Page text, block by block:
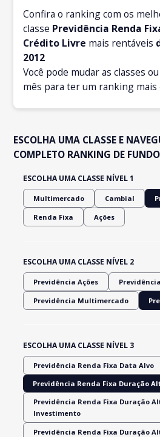
Confira o ranking com os
classe Previdência Renda
Crédito Livre mais rentáveis
2012
Você pode mudar as classes
mês para ter um ranking mais
ESCOLHA UMA CLASSE E
COMPLETO RANKING DE
ESCOLHA UMA CLASSE NÍVEL 1
Multimercado Cambial
Renda Fixa Ações
ESCOLHA UMA CLASSE NÍVEL 2
Previdência Ações
Previdência Multimercado
ESCOLHA UMA CLASSE NÍVEL 3
Previdência Renda Fixa Data Alvo
Previdência Renda Fixa Duração
Previdência Renda Fixa Duração
Investimento
Previdência Renda Fixa Duração